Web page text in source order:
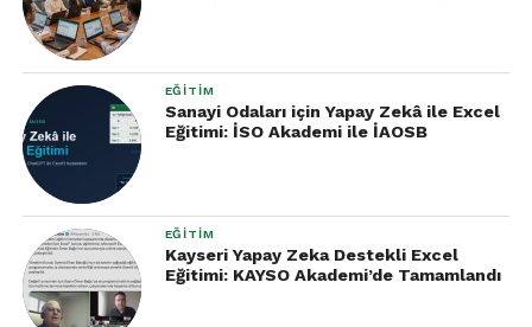
EĞITIM
Sanayi Odaları için Yapay Zekâ ile Excel
Eğitimi: İSO Akademi ile İAOSB
EĞITIM
Kayseri Yapay Zeka Destekli Excel
Eğitimi: KAYSO Akademi’de Tamamlandı